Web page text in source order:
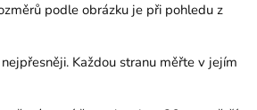
podle obrázku je při pohledu z
Každou stranu měřte v jejím